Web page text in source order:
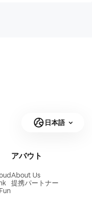
日本語
アバウト
About Us
提携パートナー